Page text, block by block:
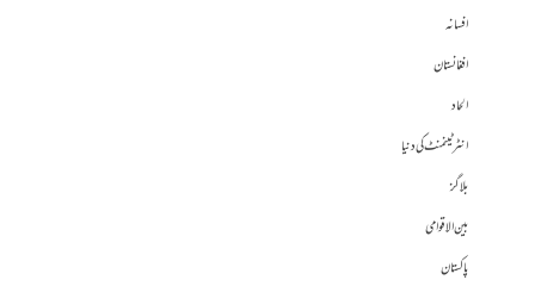
افسانہ
افغانستان
الحاد
انٹرٹینمنٹ کی دنیا
بلاگز
بین الاقوامی
پاکستان